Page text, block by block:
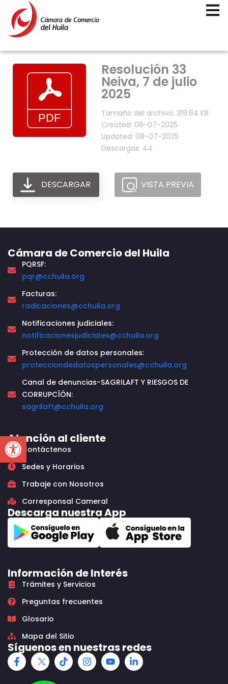
Open toolbar
Resolución 33
Neiva, 7 de julio
2025
Tamaño del archivo: 319.64 KB
Created: 08-07-2025
Updated: 08-07-2025
Descargas: 44
DESCARGAR VISTA PREVIA
Cámara de Comercio del Huila
PQRSF:
pqr@cchuila.org
Facturas:
radicaciones@cchuila.org
Notificaciones judiciales:
notificacionesjudiciales@cchuila.org
Protección de datos personales:
protecciondedatospersonales@cchuila.org
Canal de denuncias-SAGRILAFT Y RIESGOS DE
CORRUPCÍÓN:
sagrilaft@cchuila.org
Atención al cliente
Contáctenos
Sedes y Horarios
Trabaje con Nosotros
Corresponsal Cameral
Descarga nuestra App
Información de Interés
Trámites y Servicios
Preguntas frecuentes
Glosario
Mapa del Sitio
Síguenos en nuestras redes